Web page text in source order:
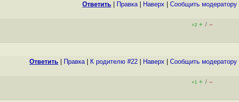
Ответить Правка| Наверх Cообщить модератору
+2 + / –
Ответить Правка| К родителю #22 Наверх Cообщить модератору
+1 + / –